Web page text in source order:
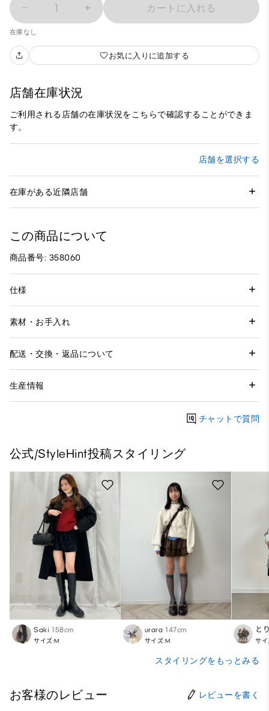
1 カートに入れる
在庫なし
お気に入りに追加する
店舗在庫状況
ご利用される店舗の在庫状況をこちらで確認することができま
す。
店舗を選択する
在庫がある近隣店舗
この商品について
商品番号: 358060
仕様
素材・お手入れ
配送・交換・返品について
生産情報
チャットで質問
公式/StyleHint投稿スタイリング
Saki 158cm
サイズ:M
urara 147cm
サイズ:M
と
サイ
スタイリングをもっとみる
お客様のレビュー レビューを書く